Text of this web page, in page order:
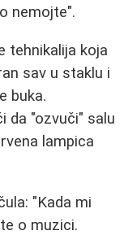
nemojte".
tehnikalija koja
sav u staklu i
buka.
da "ozvuči" salu
lampica
"Kada mi
o muzici.